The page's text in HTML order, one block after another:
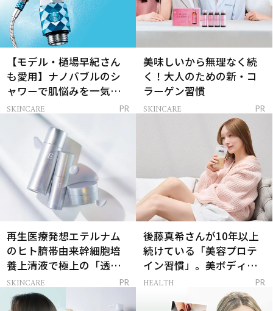
【モデル・樋場早紀さん
も愛用】ナノバブルのシ
ャワーで肌悩みを一気に
解決
SKINCARE PR
美味しいから無理なく続
く！大人のための新・コ
ラーゲン習慣
SKINCARE PR
再生医療発想エテルナム
のヒト臍帯由来幹細胞培
養上清液で極上の「透明
感ハリ肌」へ
SKINCARE PR
後藤真希さんが10年以上
続けている「美容プロテ
イン習慣」。美ボディを
支える朝ルーティンと
HEALTH PR